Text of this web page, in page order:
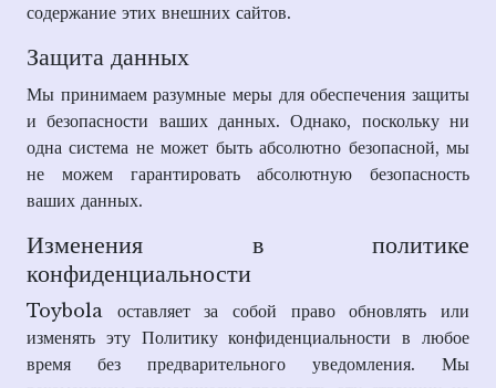
содержание этих внешних сайтов.
Защита данных
Мы принимаем разумные меры для обеспечения защиты
и безопасности ваших данных. Однако, поскольку ни
одна система не может быть абсолютно безопасной, мы
не можем гарантировать абсолютную безопасность
ваших данных.
Изменения в политике
конфиденциальности
Toybola оставляет за собой право обновлять или
изменять эту Политику конфиденциальности в любое
время без предварительного уведомления. Мы